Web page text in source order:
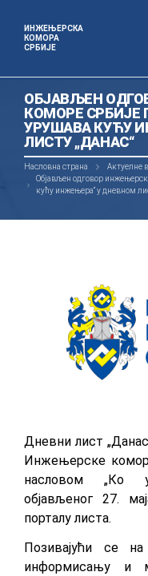
ИНЖЕЊЕРСКА
КОМОРА
СРБИЈЕ
ОБЈАВЉЕН
КОМОРЕ СРБИЈЕ
УРУШАВА КУЋУ
ЛИСТУ „ДАНАС“
Насловна страна
Актуелне
Објављен одговор
кућу инжењера“ у дневном
Дневни лист
Инжењерске
насловом „Ко
објављеног 27.
порталу листа.
Позивајући се
информисању и